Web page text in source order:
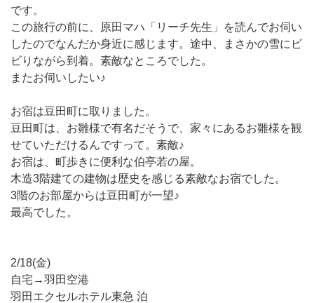
です。
この旅行の前に、原田マハ「リーチ先生」を読んでお伺い
したのでなんだか身近に感じます。途中、まさかの雪にビ
ビりながら到着。素敵なところでした。
またお伺いしたい♪
お宿は豆田町に取りました。
豆田町は、お雛様で有名だそうで、家々にあるお雛様を観
せていただけるんですって。素敵♪
お宿は、町歩きに便利な伯亭若の屋。
木造3階建ての建物は歴史を感じる素敵なお宿でした。
3階のお部屋からは豆田町が一望♪
最高でした。
2/18(金)
自宅→羽田空港
羽田エクセルホテル東急 泊